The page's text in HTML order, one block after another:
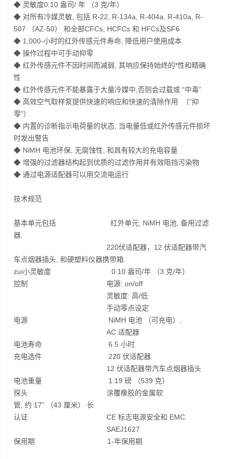
◆ 灵敏度0.10 盎司/ 年 （3 克/年）
◆ 对所有冷媒灵敏, 包括 R-22, R-134a, R-404a, R-410a, R-
507 （AZ-50） 和全部CFCs, HCFCs 和 HFCs及SF6
◆ 1,000-小时的红外传感元件寿命, 降低用户使用成本
◆ 操作过程中可手动抑零
◆ 红外传感元件不因时间而减弱, 其响应保持始终的*性和精确
性
◆ 红外传感元件不能暴露于大量冷媒中,否则会过载或 “中毒”
◆ 高效空气取样泵提供快速的响应和快速的清除作用 （“抑
零”）
◆ 内置的诊断指示电荷量的状态, 当电量低或红外传感元件损坏
时发出警告
◆ NiMH 电池环保, 无腐蚀性, 和具有较大的充电容量
◆ 增强的过滤器结构起到优质的过滤作用并有效阻挡污染物
◆ 通过电源适配器可以用交流电运行
技术规范
基本单元包括 红外单元, NiMH 电池, 备用过滤
器,
220伏适配器，12 伏适配器带汽
车点烟器插头, 和硬塑料仪器携带箱.
zui小灵敏度 0.10 盎司/年 （3 克/年）
控制 电源: on/off
灵敏度: 高/低
手动零点设定
电源 NiMH 电池 （可充电）,
AC 适配器
电池寿命 6.5 小时
充电选件 220 伏适配器
12 伏适配器带汽车点烟器插头
电池重量 1.19 磅 （539 克）
探头 涂覆橡胶的金属软
管, 约 17” （43 厘米） 长
认证 CE 标志电源安全和 EMC.
SAEJ1627
保用期 1-年保用期